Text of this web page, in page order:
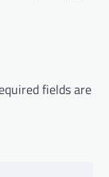
fields are